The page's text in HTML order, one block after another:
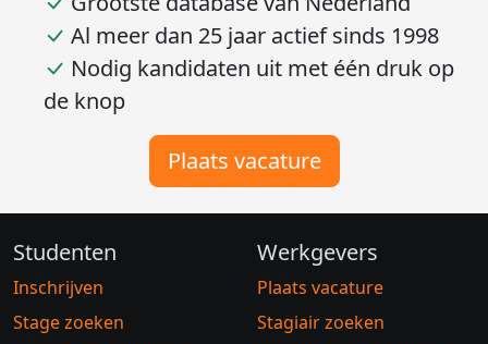
Al meer dan 25 jaar actief sinds 1998
Nodig kandidaten uit met één druk op
de knop
Plaats vacature
Studenten
Inschrijven
Stage zoeken
Werkgevers
Plaats vacature
Stagiair zoeken